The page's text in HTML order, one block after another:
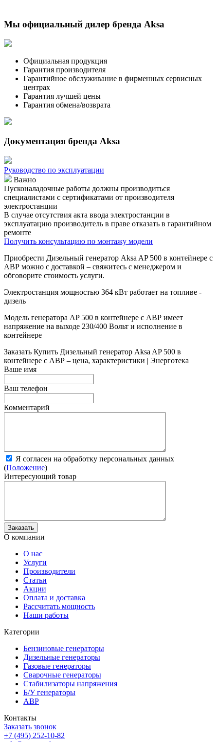
Мы официальный дилер бренда Aksa
Официальная продукция
Гарантия производителя
Гарантийное обслуживание в фирменных сервисных
центрах
Гарантия лучшей цены
Гарантия обмена/возврата
Документация бренда Aksa
Руководство по эксплуатации
Важно
Пусконаладочные работы должны производиться
специалистами с сертификатами от производителя
электростанции
В случае отсутствия акта ввода электростанции в
эксплуатацию производитель в праве отказать в гарантийном
ремонте
Получить консультацию по монтажу модели
Приобрести Дизельный генератор Aksa AP 500 в контейнере с
АВР можно с доставкой – свяжитесь с менеджером и
обговорите стоимость услуги.
Электростанция мощностью 364 кВт работает на топливе -
дизель
Модель генератора AP 500 в контейнере с АВР имеет
напряжение на выходе 230/400 Вольт и исполнение в
контейнере
Заказать Купить Дизельный генератор Aksa AP 500 в
контейнере с АВР – цена, характеристики | Энерготека
Ваше имя
Ваш телефон
Комментарий
Я согласен на обработку персональных данных
(Положение)
Интересующий товар
О компании
О нас
Услуги
Производители
Статьи
Акции
Оплата и доставка
Рассчитать мощность
Наши работы
Категории
Бензиновые генераторы
Дизельные генераторы
Газовые генераторы
Сварочные генераторы
Стабилизаторы напряжения
Б/У генераторы
АВР
Контакты
Заказать звонок
+7 (495) 252-10-82